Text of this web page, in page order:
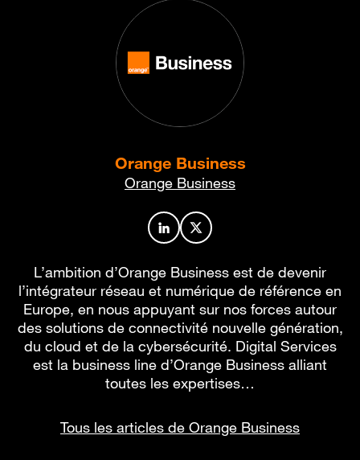
Orange Business
Orange Business
Profil de l’auteur sur LinkedIn
Profil de l’auteur sur X
L’ambition d’Orange Business est de devenir
l’intégrateur réseau et numérique de référence en
Europe, en nous appuyant sur nos forces autour
des solutions de connectivité nouvelle génération,
du cloud et de la cybersécurité. Digital Services
est la business line d’Orange Business alliant
toutes les expertises…
Tous les articles de Orange Business